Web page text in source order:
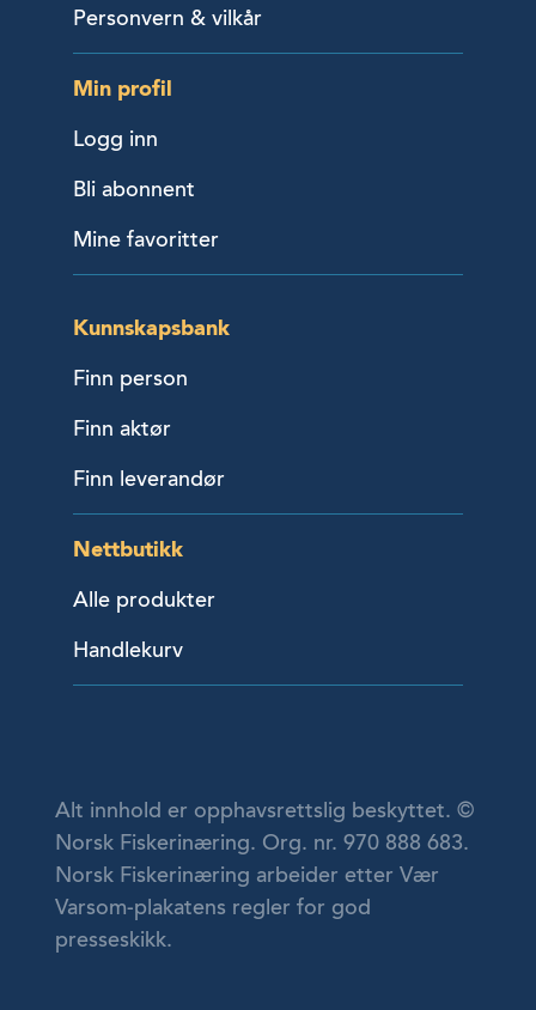
Personvern & vilkår
Min profil
Logg inn
Bli abonnent
Mine favoritter
Kunnskapsbank
Finn person
Finn aktør
Finn leverandør
Nettbutikk
Alle produkter
Handlekurv
Alt innhold er opphavsrettslig beskyttet. ©
Norsk Fiskerinæring. Org. nr. 970 888 683.
Norsk Fiskerinæring arbeider etter Vær
Varsom-plakatens regler for god
presseskikk.